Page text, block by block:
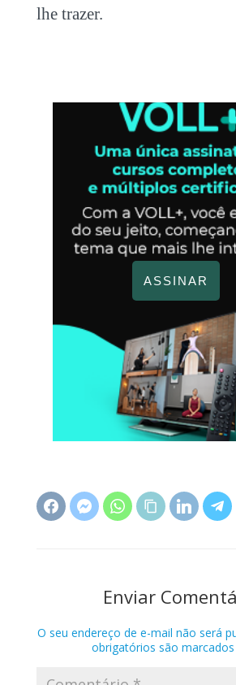
lhe trazer.
ASSINAR
Enviar
O seu endereço de e-mail não será
obrigatórios são